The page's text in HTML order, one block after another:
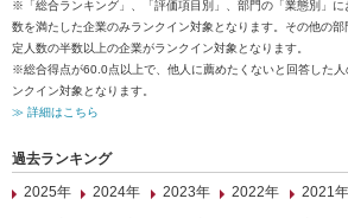
※「総合ランキング」、「評価項目別」、部門の「業態別」に
数を満たした企業のみランクイン対象となります。その他の
定人数の半数以上の企業がランクイン対象となります。
※総合得点が60.0点以上で、他人に薦めたくないと回答した
ンクイン対象となります。
≫ 詳細はこちら
過去ランキング
2025年
2024年 2023年 2022年 2021年